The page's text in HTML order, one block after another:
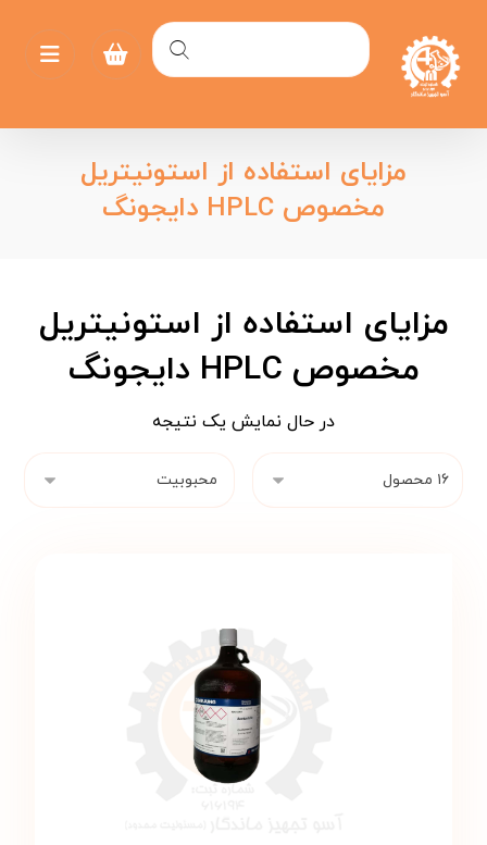
مزایای استفاده از استونیتریل
مخصوص HPLC دایجونگ
مزایای استفاده از استونیتریل
مخصوص HPLC دایجونگ
در حال نمایش یک نتیجه